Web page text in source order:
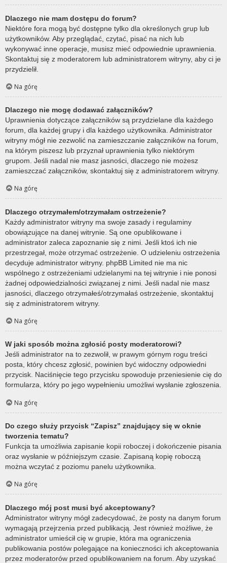
Dlaczego nie mam dostępu do forum?
Niektóre fora mogą być dostępne tylko dla określonych grup lub
użytkowników. Aby przeglądać, czytać, pisać na nich lub
wykonywać inne operacje, musisz mieć odpowiednie uprawnienia.
Skontaktuj się z moderatorem lub administratorem witryny, aby ci je
przydzielił.
Na górę
Dlaczego nie mogę dodawać załączników?
Uprawnienia dotyczące załączników są przydzielane dla każdego
forum, dla każdej grupy i dla każdego użytkownika. Administrator
witryny mógł nie zezwolić na zamieszczanie załączników na forum,
na którym piszesz lub przyznał uprawnienia tylko niektórym
grupom. Jeśli nadal nie masz jasności, dlaczego nie możesz
zamieszczać załączników, skontaktuj się z administratorem witryny.
Na górę
Dlaczego otrzymałem/otrzymałam ostrzeżenie?
Każdy administrator witryny ma swoje zasady i regulaminy
obowiązujące na danej witrynie. Są one opublikowane i
administrator zaleca zapoznanie się z nimi. Jeśli ktoś ich nie
przestrzegał, może otrzymać ostrzeżenie. O udzieleniu ostrzeżenia
decyduje administrator witryny. phpBB Limited nie ma nic
wspólnego z ostrzeżeniami udzielanymi na tej witrynie i nie ponosi
żadnej odpowiedzialności związanej z nimi. Jeśli nadal nie masz
jasności, dlaczego otrzymałeś/otrzymałaś ostrzeżenie, skontaktuj
się z administratorem witryny.
Na górę
W jaki sposób można zgłosić posty moderatorowi?
Jeśli administrator na to zezwolił, w prawym górnym rogu treści
posta, który chcesz zgłosić, powinien być widoczny odpowiedni
przycisk. Naciśnięcie tego przycisku spowoduje przeniesienie cię do
formularza, który po jego wypełnieniu umożliwi wysłanie zgłoszenia.
Na górę
Do czego służy przycisk “Zapisz” znajdujący się w oknie
tworzenia tematu?
Funkcja ta umożliwia zapisanie kopii roboczej i dokończenie pisania
oraz wysłanie w późniejszym czasie. Zapisaną kopię roboczą
można wczytać z poziomu panelu użytkownika.
Na górę
Dlaczego mój post musi być akceptowany?
Administrator witryny mógł zadecydować, że posty na danym forum
wymagają przejrzenia przed publikacją. Jest również możliwe, że
administrator umieścił cię w grupie, która ma ograniczenia
publikowania postów polegające na konieczności ich akceptowania
przez moderatorów przed opublikowaniem na forum. Aby uzyskać